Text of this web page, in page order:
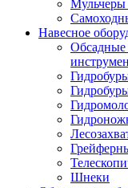
Навесное
Шнеки